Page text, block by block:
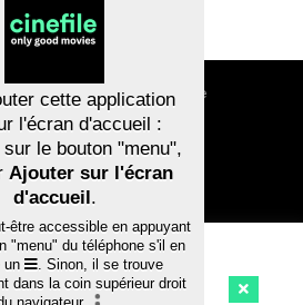
À propos de cinefile
S'inscrire/s'abonner
Newsletter
FAQ
Bons-cadeaux
En naviguant
acceptez notre
des cookies. Pour
cette application
l'écran d'accueil :
le bouton "menu",
Ajouter sur l'écran
d'accueil.
être accessible en appuyant
"menu" du téléphone s'il en
un
. Sinon, il se trouve
dans la coin supérieur droit